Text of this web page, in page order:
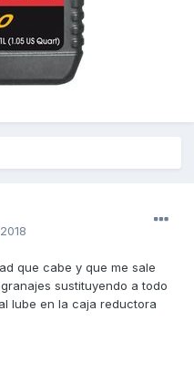
que cabe y que me sale
sustituyendo a todo
lube en la caja reductora